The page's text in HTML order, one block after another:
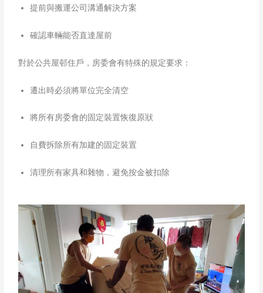
提前與搬運公司溝通解決方案
確認車輛能否直達屋前
對於公共屋邨住戶，房委會有特殊的規定要求：
遷出時必須將單位完全清空​
將所有房委會的固定裝置恢復原狀
自費拆除所有加建的固定裝置
清理所有家具和雜物，避免按金被扣除